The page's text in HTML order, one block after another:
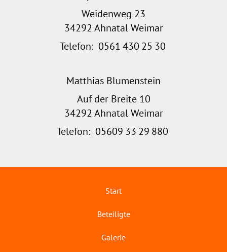
Weidenweg 23
34292 Ahnatal Weimar
Telefon: 0561430 25 30
Matthias Blumenstein
Auf der Breite 10
34292 Ahnatal Weimar
Telefon: 05609 33 29 880
Start
Beteiligte
Galerie